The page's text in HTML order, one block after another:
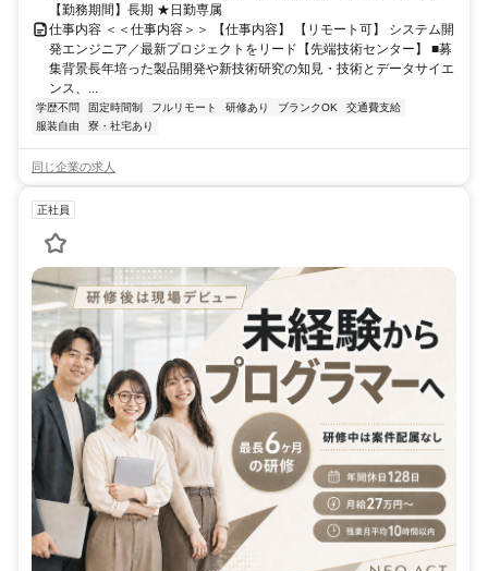
【勤務期間】長期 ★日勤専属
仕事内容 ＜＜仕事内容＞＞ 【仕事内容】 【リモート可】 システム開
発エンジニア／最新プロジェクトをリード【先端技術センター】 ■募
集背景長年培った製品開発や新技術研究の知見・技術とデータサイエ
ンス、...
学歴不問 固定時間制 フルリモート 研修あり ブランクOK
交通費支給
服装自由
寮・社宅あり
同じ企業の求人
正社員